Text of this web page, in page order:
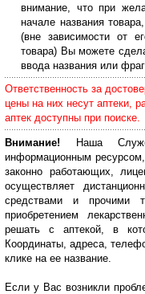
внимание, что при
начале названия
(вне зависимости от
товара) Вы можете
ввода названия или
Ответственность за
цены на них несут аптеки,
аптек доступны при поиске.
Внимание! Наша
информационным
законно работающих,
осуществляет
средствами и прочими
приобретением
решать с аптекой, в
Координаты, адреса,
клике на ее название.
Если у Вас возникли